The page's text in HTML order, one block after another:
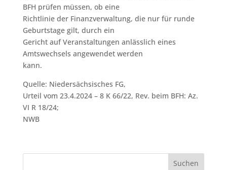
BFH prüfen müssen, ob eine
Richtlinie der Finanzverwaltung, die nur für runde
Geburtstage gilt, durch ein
Gericht auf Veranstaltungen anlässlich eines
Amtswechsels angewendet werden
kann.
Quelle: Niedersächsisches FG,
Urteil vom 23.4.2024 – 8 K 66/22, Rev. beim BFH: Az.
VI R 18/24;
NWB